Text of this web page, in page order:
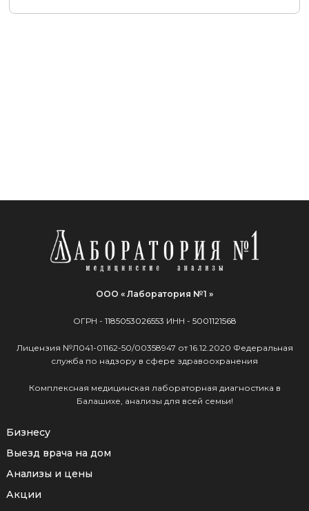
ООО « Лаборатория №1 »
ОГРН - 1185053026553 ИНН - 5001121568
Лицензия №Л041-01162-50/00358947 от 16.12.2020 Федеральная
служба по надзору в сфере здравоохранения
Комплексная медицинская лабораторная диагностика в
Балашихе, анализы для всей семьи!
Бизнесу
Выезд врача на дом
Анализы и цены
Акции